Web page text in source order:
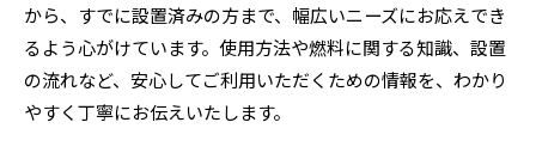
から、すでに設置済みの方まで、幅広いニーズにお応えでき
るよう心がけています。使用方法や燃料に関する知識、設置
の流れなど、安心してご利用いただくための情報を、わかり
やすく丁寧にお伝えいたします。